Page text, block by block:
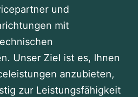
und
mit
Unser Ziel ist es, Ihnen
anzubieten,
zur Leistungsfähigkeit